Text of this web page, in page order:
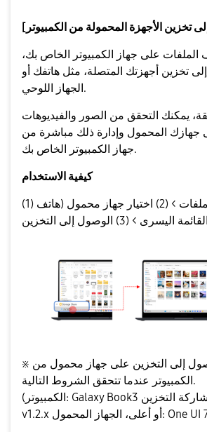
على جهاز الكمبيوتر الخاص بك،
تخزين أجهزتك المتصلة، مثل هاتفك أو
الجهاز اللوحي.
يمكنك التحقق من الصور والفيديوهات
جهازك المحمول وإدارة ذلك مباشرة من
جهاز الكمبيوتر الخاص بك.
كيفية الاستخدام
(1) فتح مستكشف الملفات > (2) اختيار جهاز محمول (هاتف
> (3) الوصول إلى التخزين
※ يمكنك الوصول إلى التخزين على جهاز محمول من
الكمبيوتر عندما تتحقق الشروط التالية.
(الكمبيوتر: Galaxy Book3 أو أعلى، تطبيق مشاركة التخزين